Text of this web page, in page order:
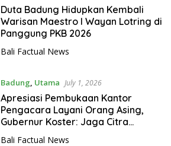
Duta Badung Hidupkan Kembali
Warisan Maestro I Wayan Lotring di
Panggung PKB 2026
Bali Factual News
Badung Utama July 1, 2026
Apresiasi Pembukaan Kantor
Pengacara Layani Orang Asing,
Gubernur Koster: Jaga Citra
Bali Factual News